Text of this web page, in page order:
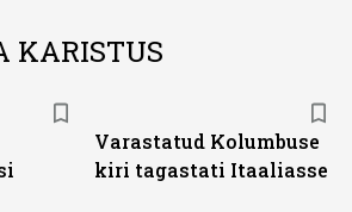
KARISTUS
Varastatud Kolumbuse
kiri tagastati Itaaliasse